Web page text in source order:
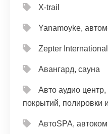
X-trail
Yanamoyke,
Zepter International
Авангард, сауна
Авто аудио
покрытий, полировки
АвтоSPA,